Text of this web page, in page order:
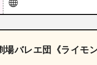
場バレエ団《ライモン